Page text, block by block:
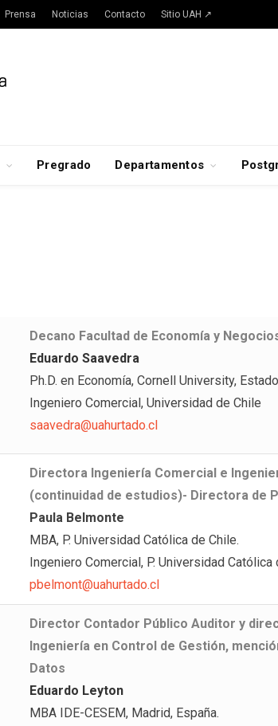
Prensa Noticias Contacto Sitio UAH ↗
Pregrado Departamentos
Decano Facultad de Economía y
Eduardo Saavedra
Ph.D. en Economía, Cornell University,
Ingeniero Comercial, Universidad de Chile
saavedra@uahurtado.cl
Directora Ingeniería Comercial e
(continuidad de estudios)- Directora de
Paula Belmonte
MBA, P. Universidad Católica de Chile.
Ingeniero Comercial, P. Universidad Católica
pbelmont@uahurtado.cl
Director Contador Público Auditor y
Ingeniería en Control de Gestión,
Datos
Eduardo Leyton
MBA IDE-CESEM, Madrid, España.